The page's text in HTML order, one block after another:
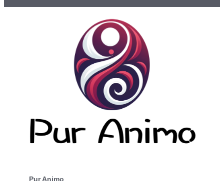
Pur Animo